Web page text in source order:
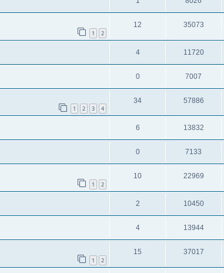
1 2
12 35073
4 11720
0 7007
1 2 3 4
34 57886
6 13832
0 7133
1 2
10 22969
2 10450
4 13944
1 2
15 37017